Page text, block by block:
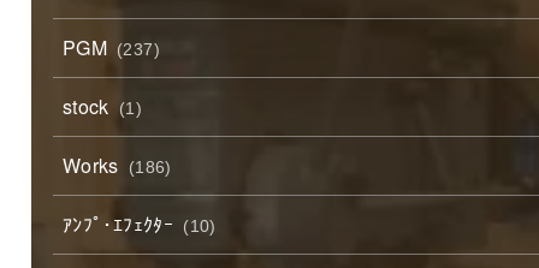
PGM (237)
stock (1)
Works (186)
ｱﾝﾌﾟ･ｴﾌｪｸﾀｰ (10)